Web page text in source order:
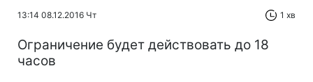
13:14 08.12.2016 Чт 1 хв
Ограничение будет действовать до 18
часов